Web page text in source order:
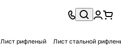
Лист рифленый Лист стальной